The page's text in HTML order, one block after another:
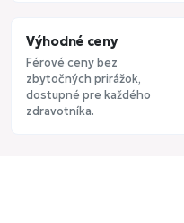
Výhodné ceny
Férové ceny bez
zbytočných prirážok,
dostupné pre každého
zdravotníka.